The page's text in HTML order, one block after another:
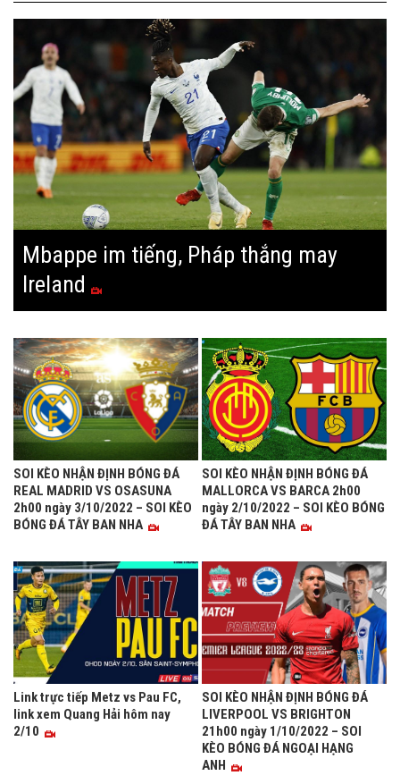
Mbappe im tiếng, Pháp thắng may
Ireland
SOI KÈO NHẬN ĐỊNH BÓNG ĐÁ
REAL MADRID VS OSASUNA
2h00 ngày 3/10/2022 – SOI KÈO
BÓNG ĐÁ TÂY BAN NHA
SOI KÈO NHẬN ĐỊNH BÓNG ĐÁ
MALLORCA VS BARCA 2h00
ngày 2/10/2022 – SOI KÈO BÓNG
ĐÁ TÂY BAN NHA
Link trực tiếp Metz vs Pau FC,
link xem Quang Hải hôm nay
2/10
SOI KÈO NHẬN ĐỊNH BÓNG ĐÁ
LIVERPOOL VS BRIGHTON
21h00 ngày 1/10/2022 – SOI
KÈO BÓNG ĐÁ NGOẠI HẠNG
ANH